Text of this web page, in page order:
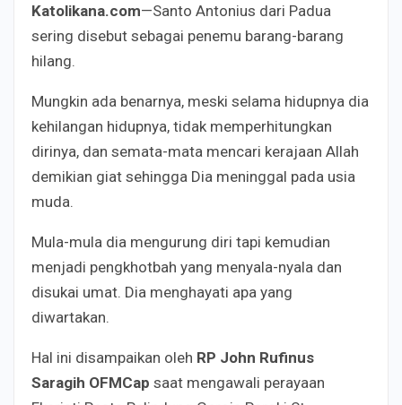
Katolikana.com—Santo Antonius dari Padua
sering disebut sebagai penemu barang-barang
hilang.
Mungkin ada benarnya, meski selama hidupnya dia
kehilangan hidupnya, tidak memperhitungkan
dirinya, dan semata-mata mencari kerajaan Allah
demikian giat sehingga Dia meninggal pada usia
muda.
Mula-mula dia mengurung diri tapi kemudian
menjadi pengkhotbah yang menyala-nyala dan
disukai umat. Dia menghayati apa yang
diwartakan.
Hal ini disampaikan oleh RP John Rufinus
Saragih OFMCap saat mengawali perayaan